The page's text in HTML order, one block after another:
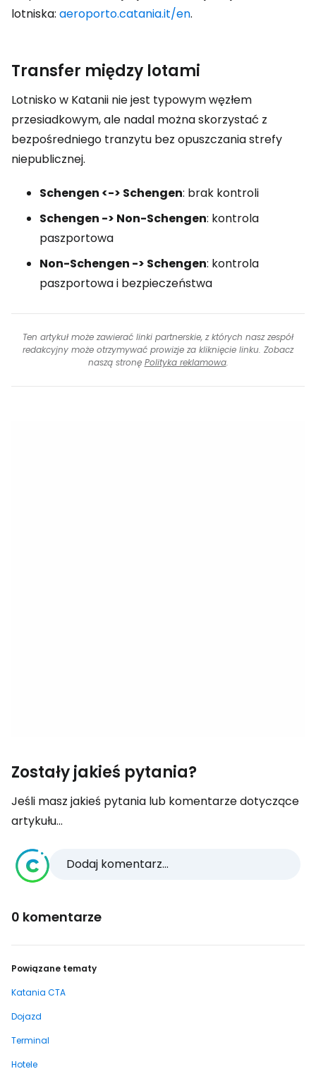
lotniska: aeroporto.catania.it/en.
Transfer między lotami
Lotnisko w Katanii nie jest typowym węzłem
przesiadkowym, ale nadal można skorzystać z
bezpośredniego tranzytu bez opuszczania strefy
niepublicznej.
Schengen <-> Schengen: brak kontroli
Schengen -> Non-Schengen: kontrola
paszportowa
Non-Schengen -> Schengen: kontrola
paszportowa i bezpieczeństwa
Ten artykuł może zawierać linki partnerskie, z których nasz zespół
redakcyjny może otrzymywać prowizje za kliknięcie linku. Zobacz
naszą stronę Polityka reklamowa.
Zostały jakieś pytania?
Jeśli masz jakieś pytania lub komentarze dotyczące
artykułu...
Dodaj komentarz...
0 komentarze
Powiązane tematy
Katania CTA
Dojazd
Terminal
Hotele